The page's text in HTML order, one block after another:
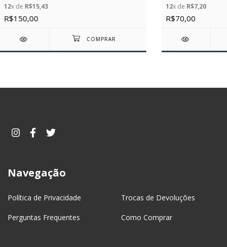
12x de R$15,43
R$150,00
12x de R$7,20
R$70,00
Navegação
Política de Privacidade Trocas de Devoluções
Perguntas Frequentes Como Comprar